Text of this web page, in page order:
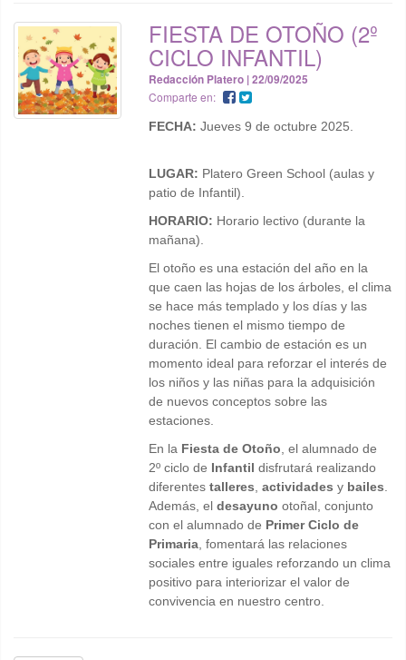
FIESTA DE OTOÑO (2º
CICLO INFANTIL)
Redacción Platero | 22/09/2025
Comparte en:
FECHA:Jueves 9 de octubre 2025.
LUGAR: Platero Green School (aulas y
patio de Infantil).
HORARIO: Horario lectivo (durante la
mañana).
El otoño es una estación del año en la
que caen las hojas de los árboles, el clima
se hace más templado y los días y las
noches tienen el mismo tiempo de
duración. El cambio de estación es un
momento ideal para reforzar el interés de
los niños y las niñas para la adquisición
de nuevos conceptos sobre las
estaciones.
En la Fiesta de Otoño , el alumnado de
2º ciclo de Infantildisfrutará realizando
diferentestalleres ,actividades y bailes
Además, eldesayuno otoñal, conjunto
con el alumnado de Primer Ciclo de
Primaria , fomentará las relaciones
sociales entre iguales reforzando un clima
positivo para interiorizar el valor de
convivencia en nuestro centro.